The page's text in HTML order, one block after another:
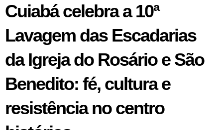
Cuiabá celebra a 10ª
Lavagem das Escadarias
da Igreja do Rosário e São
Benedito: fé, cultura e
resistência no centro